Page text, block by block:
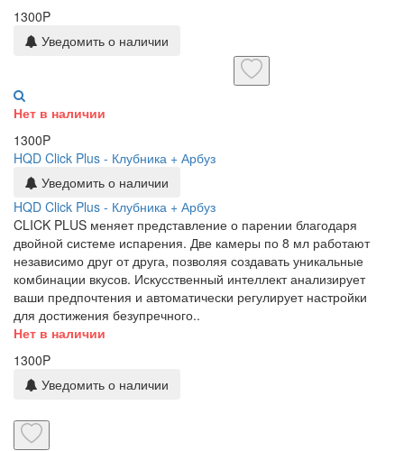
1300P
Уведомить о наличии
Нет в наличии
1300P
HQD Click Plus - Клубника + Арбуз
Уведомить о наличии
HQD Click Plus - Клубника + Арбуз
CLICK PLUS меняет представление о парении благодаря
двойной системе испарения. Две камеры по 8 мл работают
независимо друг от друга, позволяя создавать уникальные
комбинации вкусов. Искусственный интеллект анализирует
ваши предпочтения и автоматически регулирует настройки
для достижения безупречного..
Нет в наличии
1300P
Уведомить о наличии